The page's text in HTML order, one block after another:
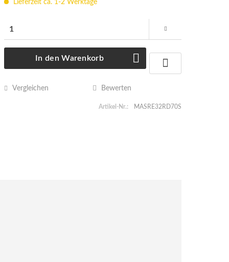
Lieferzeit ca. 1-2 Werktage
In den Warenkorb
Vergleichen Bewerten
Artikel-Nr.: MASRE32RD70S